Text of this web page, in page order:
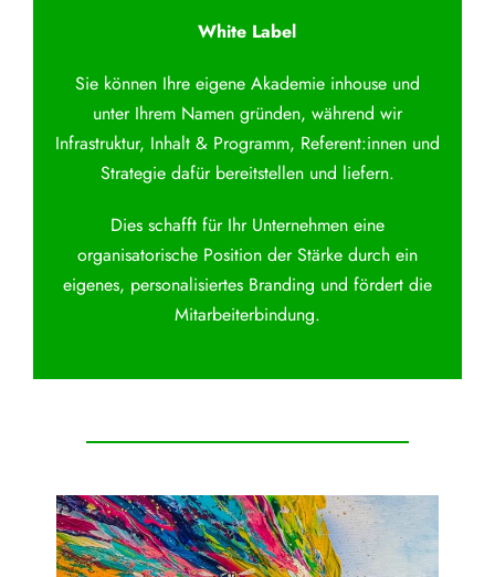
White Label
Sie können Ihre eigene Akademie inhouse und
unter Ihrem Namen gründen, während wir
Infrastruktur, Inhalt & Programm, Referent:innen und
Strategie dafür bereitstellen und liefern.
Dies schafft für Ihr Unternehmen eine
organisatorische Position der Stärke durch ein
eigenes, personalisiertes Branding und fördert die
Mitarbeiterbindung.